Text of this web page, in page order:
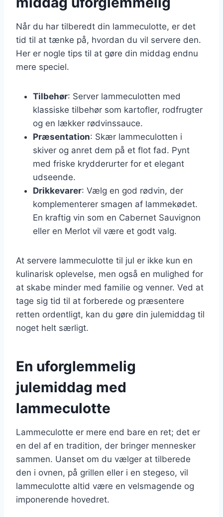
Når du har tilberedt din lammeculotte, er det
tid til at tænke på, hvordan du vil servere den.
Her er nogle tips til at gøre din middag endnu
mere speciel.
Tilbehør: Server lammeculotten med
klassiske tilbehør som kartofler, rodfrugter
og en lækker rødvinssauce.
Præsentation: Skær lammeculotten i
skiver og anret dem på et flot fad. Pynt
med friske krydderurter for et elegant
udseende.
Drikkevarer: Vælg en god rødvin, der
komplementerer smagen af lammekødet.
En kraftig vin som en Cabernet Sauvignon
eller en Merlot vil være et godt valg.
At servere lammeculotte til jul er ikke kun en
kulinarisk oplevelse, men også en mulighed for
at skabe minder med familie og venner. Ved at
tage sig tid til at forberede og præsentere
retten ordentligt, kan du gøre din julemiddag til
noget helt særligt.
En uforglemmelig
julemiddag med
lammeculotte
Lammeculotte er mere end bare en ret; det er
en del af en tradition, der bringer mennesker
sammen. Uanset om du vælger at tilberede
den i ovnen, på grillen eller i en stegeso, vil
lammeculotte altid være en velsmagende og
imponerende hovedret.